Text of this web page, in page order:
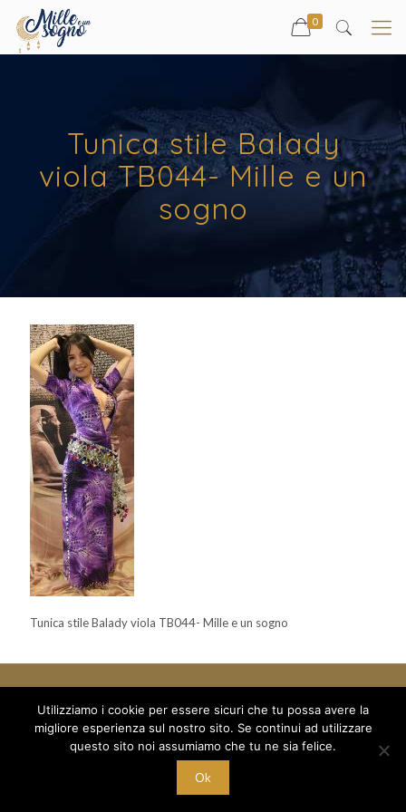
0
Tunica stile Balady
viola TB044- Mille e un
sogno
Tunica stile Balady viola TB044- Mille e un sogno
© 2018 Mille e un Sogno di Boboc Ramona Oana - via Arduino 5
/a - C/O Palestra Alexandria
C.F. BBC RNN 78T68 Z129M - P.I. 10221700015
Utilizziamo i cookie per essere sicuri che tu possa avere la
migliore esperienza sul nostro sito. Se continui ad utilizzare
questo sito noi assumiamo che tu ne sia felice.
Ok